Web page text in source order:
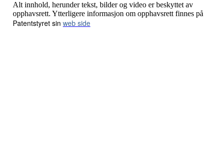
Alt innhold, herunder tekst, bilder og video er beskyttet av
opphavsrett. Ytterligere informasjon om opphavsrett finnes på
Patentstyret sin web side